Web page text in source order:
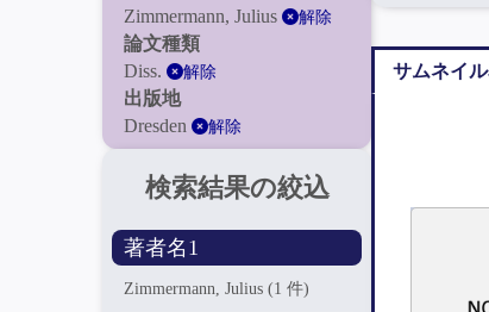
Zimmermann, Julius
解除
論文種類
Diss.
解除
出版地
Dresden
解除
検索結果の絞込
著者名1
Zimmermann, Julius(1 件)
サムネイ